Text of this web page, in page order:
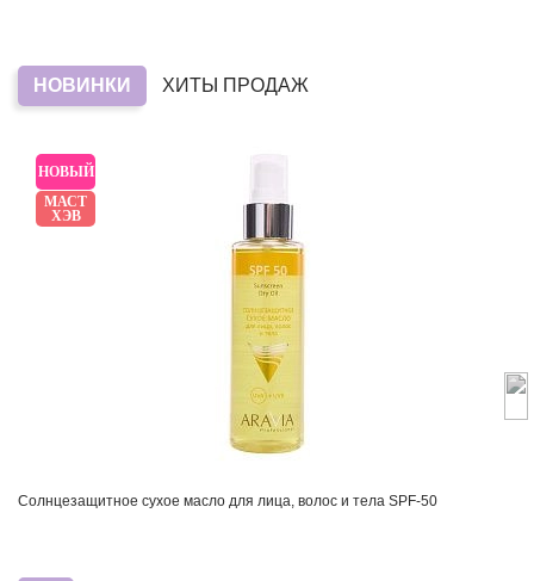
НОВИНКИ ХИТЫ ПРОДАЖ
НОВЫЙ
МАСТ
ХЭВ
Солнцезащитное сухое масло для лица, волос и тела SPF-50